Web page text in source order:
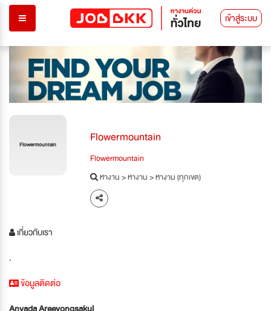
เข้าสู่ระบบ
Flowermountain Flowermountain
Flowermountain
หางาน>หางาน>หางาน (ทุกเขต)
เกี่ยวกับเรา
.
ข้อมูลติดต่อ